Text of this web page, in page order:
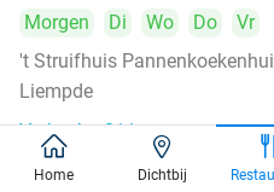
Morgen Di Wo Do
Vr
't Struifhuis
Liempde
Verkocht: 811
Home Dichtbij